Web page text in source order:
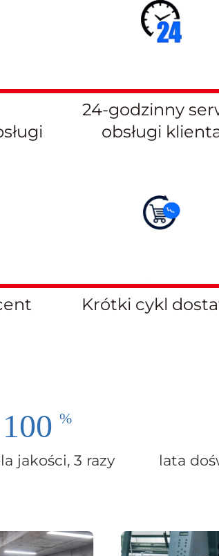
24-godzinny
obsługi
Krótki cykl
100
jakości, 3 razy lata